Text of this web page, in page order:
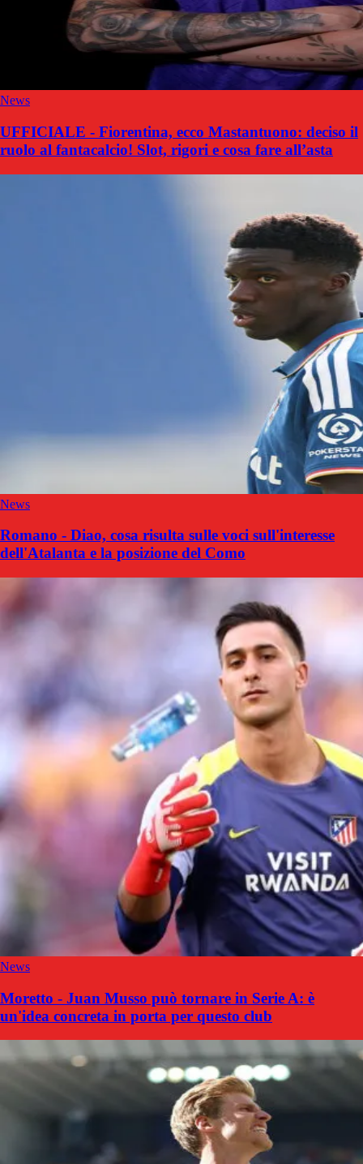
News
UFFICIALE - Fiorentina, ecco Mastantuono: deciso il
ruolo al fantacalcio! Slot, rigori e cosa fare all’asta
News
Romano - Diao, cosa risulta sulle voci sull'interesse
dell'Atalanta e la posizione del Como
News
Moretto - Juan Musso può tornare in Serie A: è
un'idea concreta in porta per questo club